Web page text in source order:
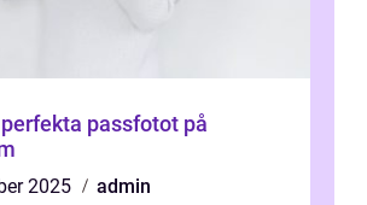
passfotot på
2025
admin